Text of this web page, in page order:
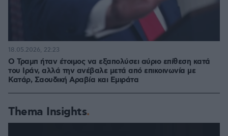
Ο Τραμπ ήταν έτοιμος να εξαπολύσει αύριο επίθεση κατά
του Ιράν, αλλά την ανέβαλε μετά από επικοινωνία με
Κατάρ, Σαουδική Αραβία και Εμιράτα
18.05.2026, 22:23
Thema Insights